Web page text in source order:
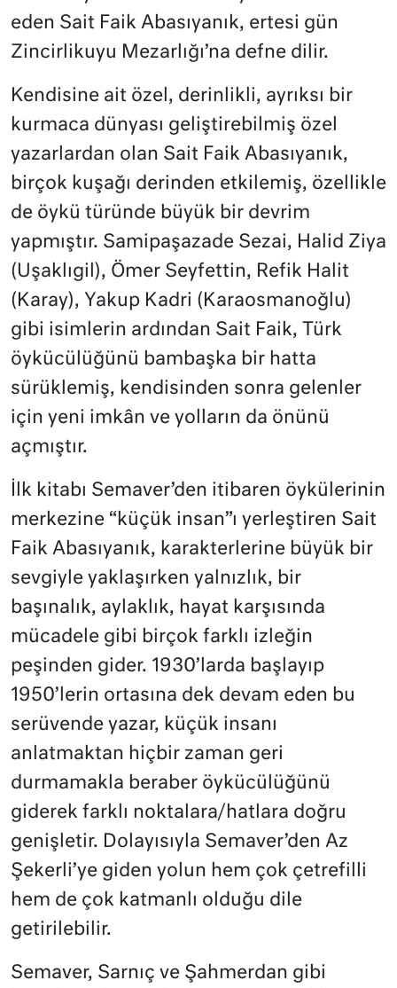
eden Sait Faik Abasıyanık, ertesi gün
Zincirlikuyu Mezarlığı’na defne dilir.
Kendisine ait özel, derinlikli, ayrıksı bir
kurmaca dünyası geliştirebilmiş özel
yazarlardan olan Sait Faik Abasıyanık,
birçok kuşağı derinden etkilemiş, özellikle
de öykü türünde büyük bir devrim
yapmıştır. Samipaşazade Sezai, Halid Ziya
(Uşaklıgil), Ömer Seyfettin, Refik Halit
(Karay), Yakup Kadri (Karaosmanoğlu)
gibi isimlerin ardından Sait Faik, Türk
öykücülüğünü bambaşka bir hatta
sürüklemiş, kendisinden sonra gelenler
için yeni imkân ve yolların da önünü
açmıştır.
İlk kitabı Semaver’den itibaren öykülerinin
merkezine “küçük insan”ı yerleştiren Sait
Faik Abasıyanık, karakterlerine büyük bir
sevgiyle yaklaşırken yalnızlık, bir
başınalık, aylaklık, hayat karşısında
mücadele gibi birçok farklı izleğin
peşinden gider. 1930’larda başlayıp
1950’lerin ortasına dek devam eden bu
serüvende yazar, küçük insanı
anlatmaktan hiçbir zaman geri
durmamakla beraber öykücülüğünü
giderek farklı noktalara/hatlara doğru
genişletir. Dolayısıyla Semaver’den Az
Şekerli’ye giden yolun hem çok çetrefilli
hem de çok katmanlı olduğu dile
getirilebilir.
Semaver, Sarnıç ve Şahmerdan gibi